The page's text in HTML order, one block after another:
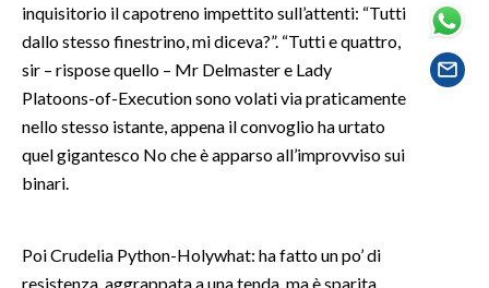
MOTORI
TENNIS
ALTRI SPORT
CULTURA
SPETTACOLI
inquisitorio il capotreno impettito sull’attenti: “Tutti
dallo stesso finestrino, mi diceva?”. “Tutti e quattro,
sir – rispose quello – Mr Delmaster e Lady
Platoons-of-Execution sono volati via praticamente
nello stesso istante, appena il convoglio ha urtato
quel gigantesco No che è apparso all’improvviso sui
binari.
Poi Crudelia Python-Holywhat: ha fatto un po’ di
resistenza, aggrappata a una tenda, ma è sparita